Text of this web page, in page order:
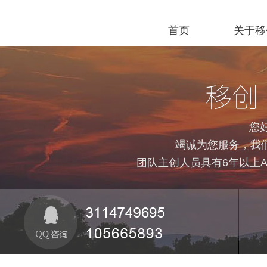
首页 关于
您
竭诚为您服务，我
团队主创人员具有6年以上